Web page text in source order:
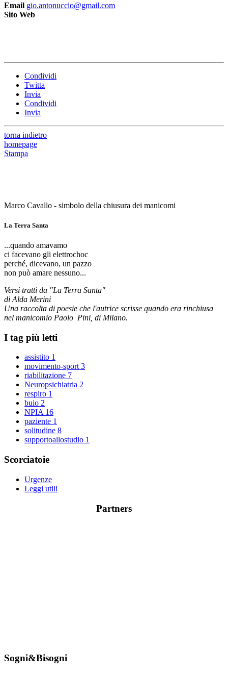
Email gio.antonuccio@gmail.com
Sito Web
Condividi
Twitta
Invia
Condividi
Invia
torna indietro
homepage
Stampa
Marco Cavallo - simbolo della chiusura dei manicomi
La Terra Santa
...quando amavamo
ci facevano gli elettrochoc
perché, dicevano, un pazzo
non può amare nessuno...
Versi tratti da "La Terra Santa"
di Alda Merini
Una raccolta di poesie che l'autrice scrisse quando era rinchiusa
nel manicomio Paolo Pini, di Milano.
I tag più letti
assistito 1
movimento-sport3
riabilitazione 7
Neuropsichiatria 2
respiro 1
buio 2
NPIA 16
paziente 1
solitudine 8
supportoallostudio 1
Scorciatoie
Urgenze
Leggi utili
Partners
Sogni&Bisogni